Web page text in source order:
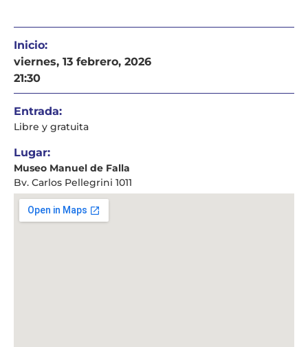
Inicio:
viernes, 13 febrero, 2026
21:30
Entrada:
Libre y gratuita
Lugar:
Museo Manuel de Falla
Bv. Carlos Pellegrini 1011